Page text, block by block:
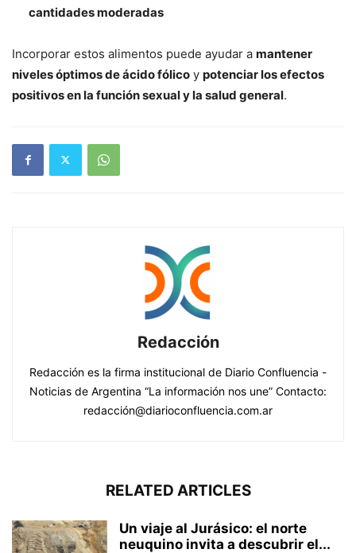
cantidades moderadas
Incorporar estos alimentos puede ayudar a mantener
niveles óptimos de ácido fólico y potenciar los efectos
positivos en la función sexual y la salud general.
Redacción
Redacción es la firma institucional de Diario Confluencia -
Noticias de Argentina “La información nos une” Contacto:
redacción@diarioconfluencia.com.ar
RELATED ARTICLES
Un viaje al Jurásico: el norte
neuquino invita a descubrir el...